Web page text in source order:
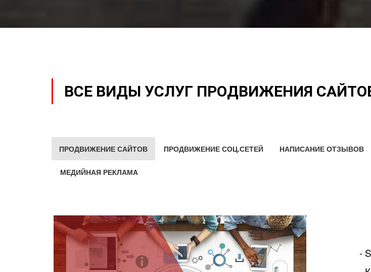
ВСЕ ВИДЫ УСЛУГ ПРОДВИЖЕНИЯ
ПРОДВИЖЕНИЕ САЙТОВ ПРОДВИЖЕНИЕ СОЦ.СЕТЕЙ НАПИСАНИЕ ОТЗЫВОВ
МЕДИЙНАЯ РЕКЛАМА
-